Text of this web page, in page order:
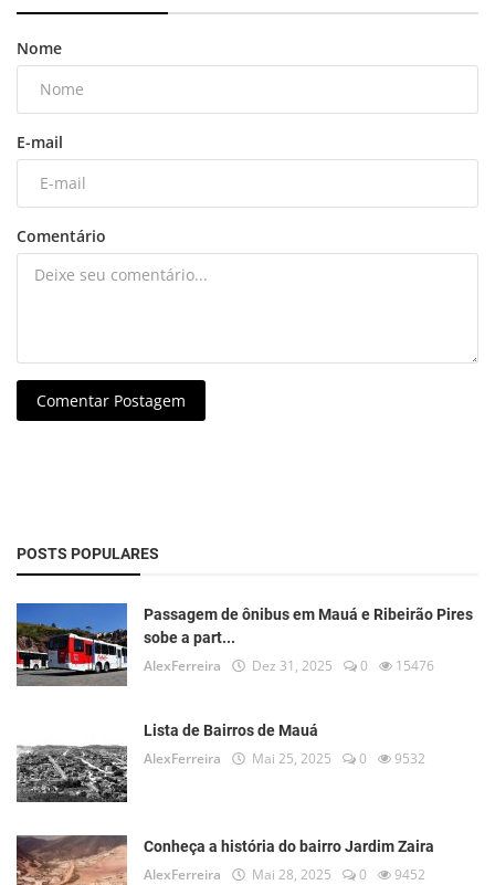
Nome
E-mail
Comentário
Comentar Postagem
POSTS POPULARES
Passagem de ônibus em Mauá e Ribeirão Pires
sobe a part...
AlexFerreira Dez 31, 2025 0 15476
Lista de Bairros de Mauá
AlexFerreira Mai 25, 2025 0 9532
Conheça a história do bairro Jardim Zaira
AlexFerreira Mai 28, 2025 0 9452